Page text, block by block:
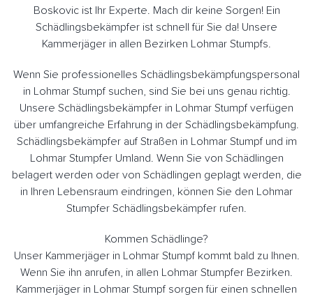
Boskovic ist Ihr Experte. Mach dir keine Sorgen! Ein
Schädlingsbekämpfer ist schnell für Sie da! Unsere
Kammerjäger in allen Bezirken Lohmar Stumpfs.
Wenn Sie professionelles Schädlingsbekämpfungspersonal
in Lohmar Stumpf suchen, sind Sie bei uns genau richtig.
Unsere Schädlingsbekämpfer in Lohmar Stumpf verfügen
über umfangreiche Erfahrung in der Schädlingsbekämpfung.
Schädlingsbekämpfer auf Straßen in Lohmar Stumpf und im
Lohmar Stumpfer Umland. Wenn Sie von Schädlingen
belagert werden oder von Schädlingen geplagt werden, die
in Ihren Lebensraum eindringen, können Sie den Lohmar
Stumpfer Schädlingsbekämpfer rufen.
Kommen Schädlinge?
Unser Kammerjäger in Lohmar Stumpf kommt bald zu Ihnen.
Wenn Sie ihn anrufen, in allen Lohmar Stumpfer Bezirken.
Kammerjäger in Lohmar Stumpf sorgen für einen schnellen